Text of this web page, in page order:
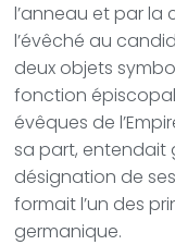
l’anneau et par la
l’évêché au
deux objets
fonction
évêques de
sa part, entendait
désignation de
formait l’un des
germanique.